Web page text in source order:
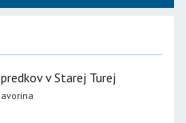
v Starej Turej